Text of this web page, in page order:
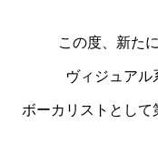
この度、新た
ヴィジュア
ボーカリストとし